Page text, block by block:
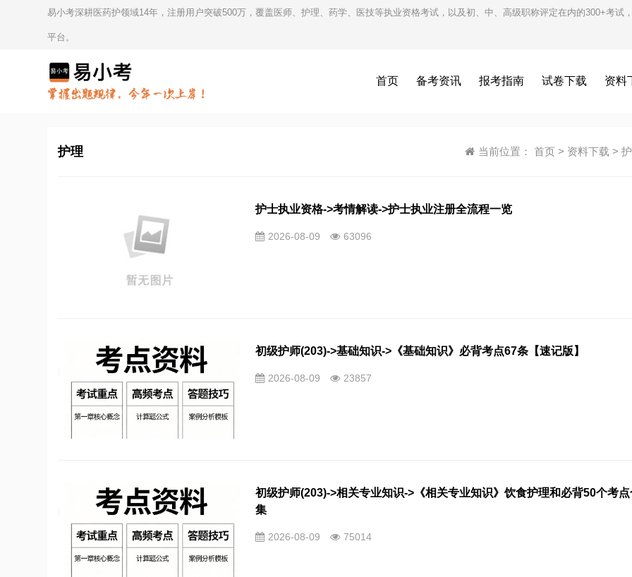
易小考深耕医药护领域14年，注册用户突破500万，覆盖医师、护理、药学、医技等执业资格考试，以及初、中、高级职称评定在内的300+考
平台。
首页 备考资讯 报考指南 试卷下载 资料
护理 当前位置： 首页 > 资料下载 >
护士执业资格->考情解读->护士执业注册全流程一览
2026-08-09 63096
初级护师(203)->基础知识->《基础知识》必背考点67条【速记版】
2026-08-09 23857
初级护师(203)->相关专业知识->《相关专业知识》饮食护理和必背50个考
集
2026-08-09 75014